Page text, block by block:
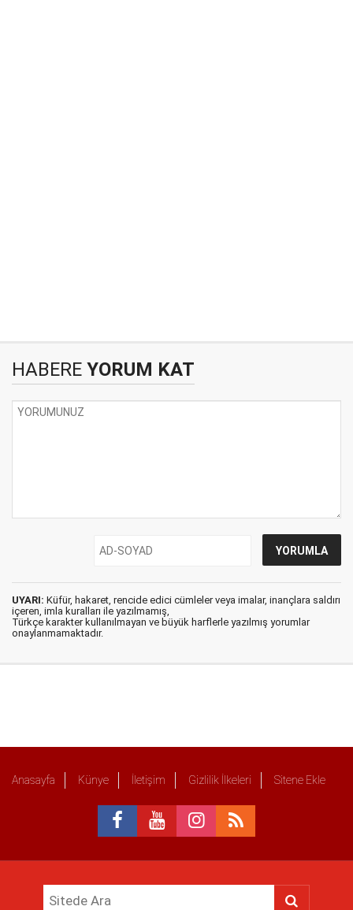
HABERE YORUM KAT
UYARI: Küfür, hakaret, rencide edici cümleler veya imalar, inançlara saldırı
içeren, imla kuralları ile yazılmamış,
Türkçe karakter kullanılmayan ve büyük harflerle yazılmış yorumlar
onaylanmamaktadır.
Anasayfa Künye İletişim Gizlilik İlkeleri Sitene Ekle